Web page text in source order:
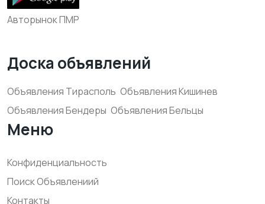
Авторынок ПМР
Доска объявлений
Объявления Тирасполь Объявления Кишинев
Объявления Бендеры Объявления Бельцы
Меню
Конфиденциальность
Поиск Объявлениий
Контакты